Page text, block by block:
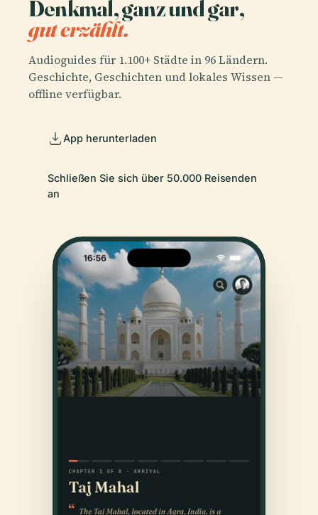
Denkmal, ganz und gar,
gut erzählt.
Audioguides für 1.100+ Städte in 96 Ländern.
Geschichte, Geschichten und lokales Wissen —
offline verfügbar.
App herunterladen
Schließen Sie sich über 50.000 Reisenden
an